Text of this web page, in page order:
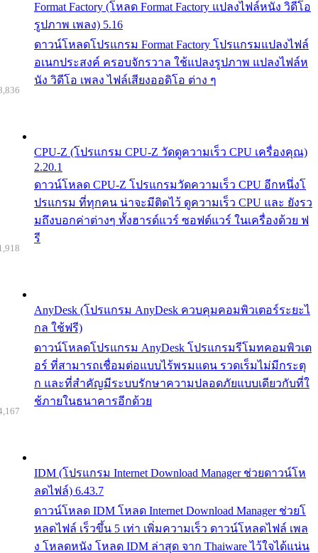
Format Factory (โหลด Format Factory แปลงไฟล์หนัง วิดีโอ
รูปภาพ เพลง) 5.16
ดาวน์โหลดโปรแกรม Format Factory โปรแกรมแปลงไฟล์
อเนกประสงค์ ครอบจักรวาล ใช้แปลงรูปภาพ แปลงไฟล์ห
นัง วิดีโอ เพลง ไฟล์เสียงออดิโอ ต่าง ๆ
CPU-Z (โปรแกรม CPU-Z วัดดูความเร็ว CPU เครื่องคุณ)
2.20.1
ดาวน์โหลด CPU-Z โปรแกรมวัดความเร็ว CPU อีกหนึ่งโ
ปรแกรม ที่ทุกคน น่าจะมีติดไว้ ดูความเร็ว CPU และ ยังรว
มถึงบอกค่าต่างๆ ทั้งฮารด์แวร์ ซอฟต์แวร์ ในเครื่องด้วย ฟ
รี
AnyDesk (โปรแกรม AnyDesk ควบคุมคอมพิวเตอร์ระยะไ
กล ใช้ฟรี)
ดาวน์โหลดโปรแกรม AnyDesk โปรแกรมรีโมทคอมพิวเต
อร์ ที่สามารถเชื่อมต่อแบบไร้พรมแดน รวดเร็มไม่มีกระตุ
ก และที่สำคัญมีระบบรักษาความปลอดภัยแบบเดียวกับที่ใ
ช้ภายในธนาคารอีกด้วย
IDM (โปรแกรม Internet Download Manager ช่วยดาวน์โห
ลดไฟล์) 6.43.7
ดาวน์โหลด IDM โหลด Internet Download Manager ช่วยโ
หลดไฟล์ เร็วขึ้น 5 เท่า เพิ่มความเร็ว ดาวน์โหลดไฟล์ เพล
ง โหลดหนัง โหลด IDM ล่าสุด จาก Thaiware ไว้ใจได้แน่น